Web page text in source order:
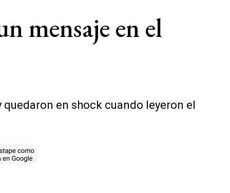
mensaje en el
en shock cuando leyeron el